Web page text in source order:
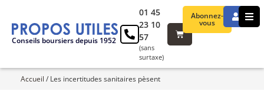
Conseils boursiers depuis 1952
Abonnez-
vous
01 45
23 10
57
(sans
surtaxe)
Accueil / Les incertitudes sanitaires pèsent